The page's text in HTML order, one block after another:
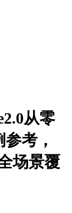
从零
考，
场景覆